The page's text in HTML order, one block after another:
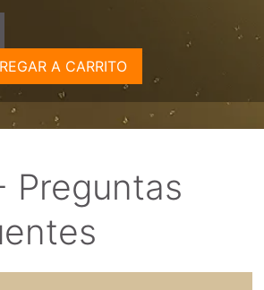
A CARRITO
Preguntas